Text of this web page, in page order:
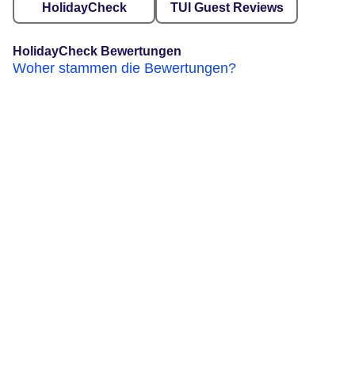
HolidayCheck TUI Guest Reviews
HolidayCheck Bewertungen
Woher stammen die Bewertungen?